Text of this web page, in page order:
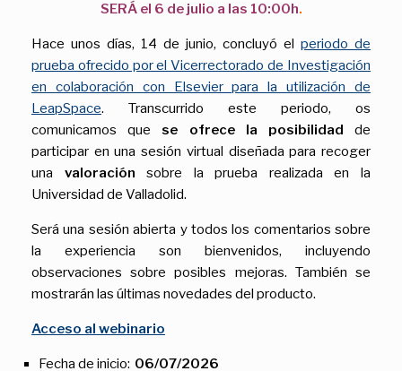
SERÁ el 6 de julio a las 10:00h.
Hace unos días, 14 de junio, concluyó el periodo de
prueba ofrecido por el Vicerrectorado de Investigación
en colaboración con Elsevier para la utilización de
LeapSpace. Transcurrido este periodo, os
comunicamos que se ofrece la posibilidadde
participar en una sesión virtual diseñada para recoger
una valoración sobre la prueba realizada en la
Universidad de Valladolid.
Será una sesión abierta y todos los comentarios sobre
la experiencia son bienvenidos, incluyendo
observaciones sobre posibles mejoras. También se
mostrarán las últimas novedades del producto.
Acceso al webinario
Fecha de inicio: 06/07/2026